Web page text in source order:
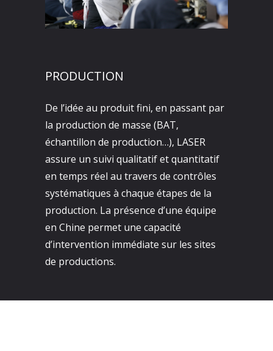
PRODUCTION
De l’idée au produit fini, en passant par
la production de masse (BAT,
échantillon de production…), LASER
assure un suivi qualitatif et quantitatif
en temps réel au travers de contrôles
systématiques à chaque étapes de la
production. La présence d’une équipe
en Chine permet une capacité
d’intervention immédiate sur les sites
de productions.